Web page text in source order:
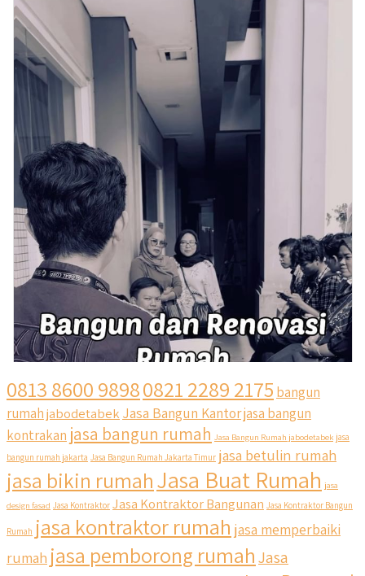
0813 8600 98980821 2289 2175 bangun
rumahjabodetabek Jasa Bangun Kantorjasa bangun
kontrakan jasa bangun rumah Jasa Bangun Rumah jabodetabek jasa
bangun rumah jakarta Jasa Bangun Rumah Jakarta Timur jasa betulin rumah
jasa bikin rumahJasa Buat Rumah jasa
design fasad Jasa Kontraktor Jasa Kontraktor Bangunan Jasa Kontraktor Bangun
Rumah jasa kontraktor rumah jasa memperbaiki
rumah jasa pemborong rumahJasa